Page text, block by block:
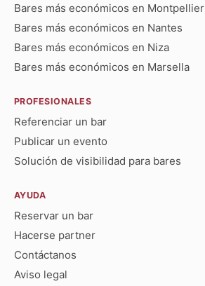
Bares más económicos en Montpellier
Bares más económicos en Nantes
Bares más económicos en Niza
Bares más económicos en Marsella
PROFESIONALES
Referenciar un bar
Publicar un evento
Solución de visibilidad para bares
AYUDA
Reservar un bar
Hacerse partner
Contáctanos
Aviso legal